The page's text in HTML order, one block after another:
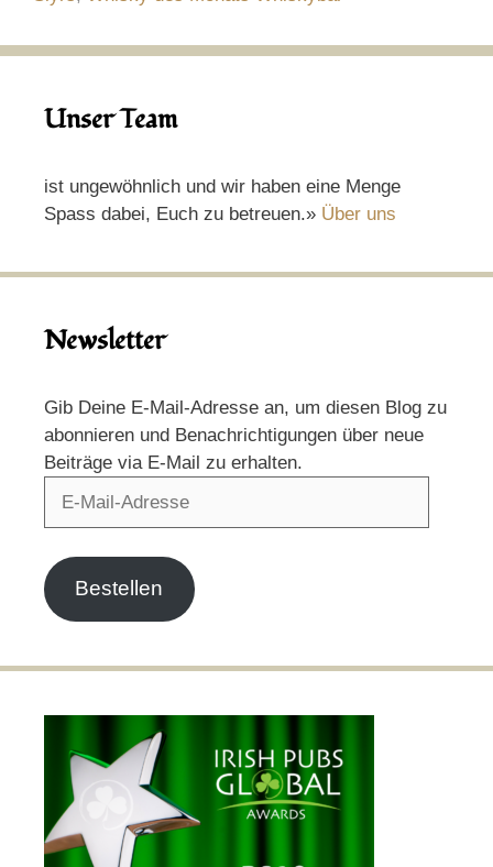
Unser Team
ist ungewöhnlich und wir haben eine Menge
Spass dabei, Euch zu betreuen.» Über uns
Newsletter
Gib Deine E-Mail-Adresse an, um diesen Blog zu
abonnieren und Benachrichtigungen über neue
Beiträge via E-Mail zu erhalten.
Bestellen